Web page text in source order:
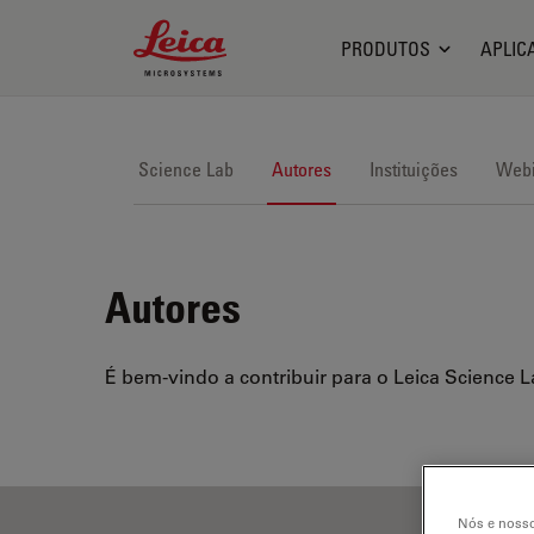
Leica Microsystems Logo
PRODUTOS
Science Lab Autores Instituições
Autores
É bem-vindo a contribuir para o Leica Science
Nós e